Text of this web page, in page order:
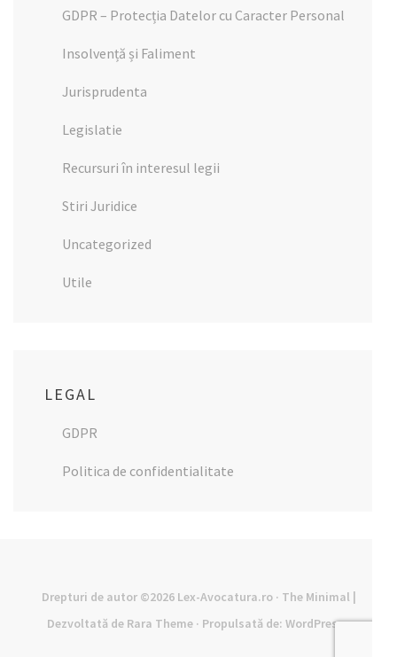
GDPR – Protecția Datelor cu Caracter Personal
Insolvență și Faliment
Jurisprudenta
Legislatie
Recursuri în interesul legii
Stiri Juridice
Uncategorized
Utile
LEGAL
GDPR
Politica de confidentialitate
Drepturi de autor ©2026 Lex-Avocatura.ro· The Minimal |
Dezvoltată de Rara Theme · Propulsată de: WordPress·